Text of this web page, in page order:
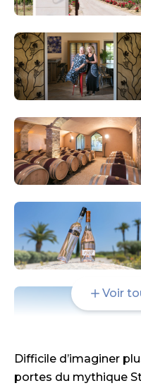
Voir
Difficile d’imaginer
portes du mythique